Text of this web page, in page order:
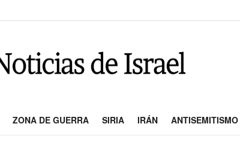
ZONA DE GUERRA SIRIA IRÁN ANTISEMITISMO